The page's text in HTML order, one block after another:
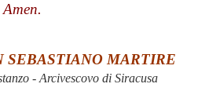
Amen.
SEBASTIANO MARTIRE
- Arcivescovo di Siracusa